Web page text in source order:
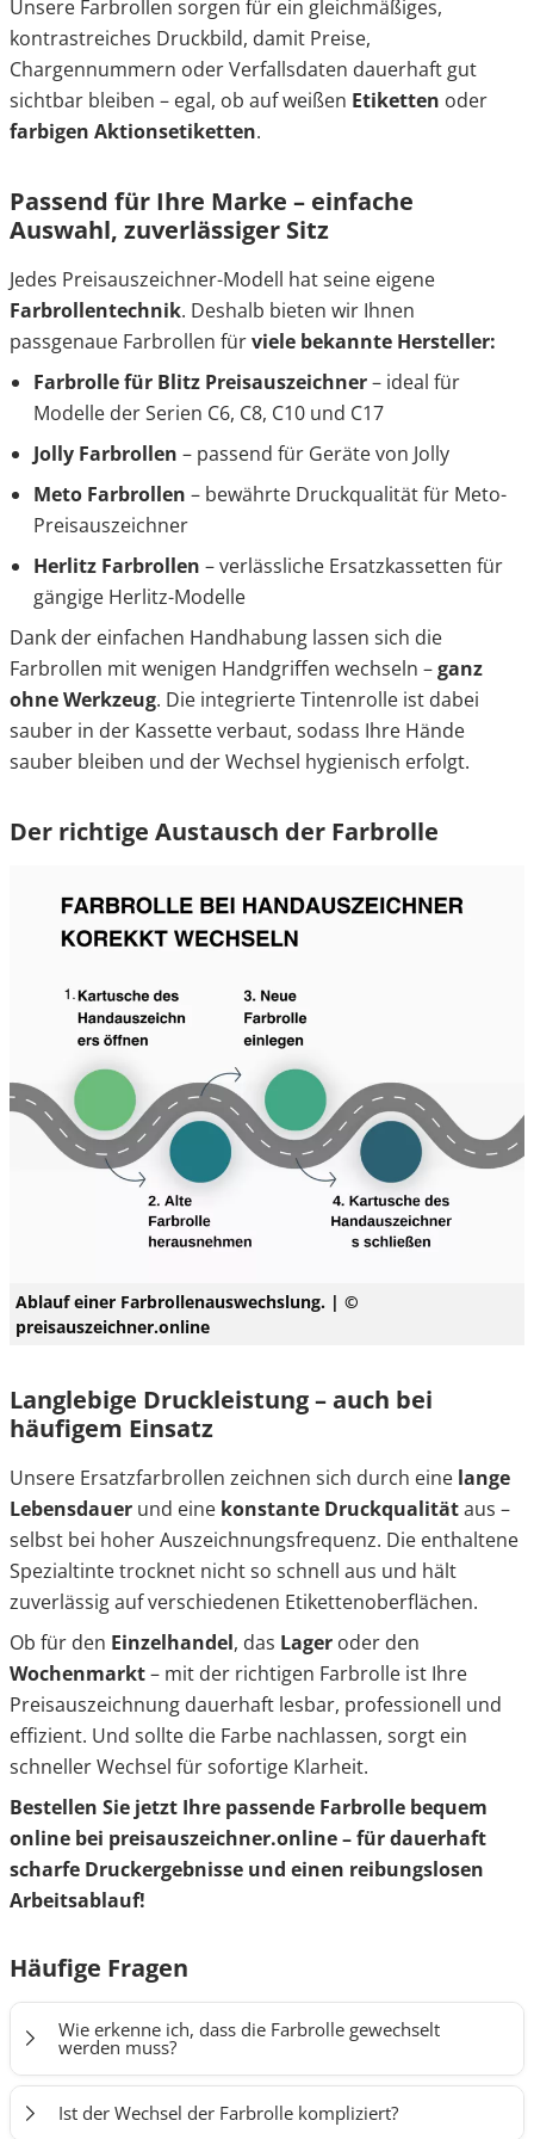
Unsere Farbrollen sorgen für ein gleichmäßiges,
kontrastreiches Druckbild, damit Preise,
Chargennummern oder Verfallsdaten dauerhaft gut
sichtbar bleiben – egal, ob auf weißen Etiketten oder
farbigen Aktionsetiketten.
Passend für Ihre Marke – einfache
Auswahl, zuverlässiger Sitz
Jedes Preisauszeichner-Modell hat seine eigene
Farbrollentechnik. Deshalb bieten wir Ihnen
passgenaue Farbrollen fürviele bekannte Hersteller:
Farbrolle für Blitz Preisauszeichner– ideal für
Modelle der Serien C6, C8, C10 und C17
Jolly Farbrollen – passend für Geräte von Jolly
Meto Farbrollen – bewährte Druckqualität für Meto-
Preisauszeichner
Herlitz Farbrollen – verlässliche Ersatzkassetten für
gängige Herlitz-Modelle
Dank der einfachen Handhabung lassen sich die
Farbrollen mit wenigen Handgriffen wechseln –ganz
ohne Werkzeug. Die integrierte Tintenrolle ist dabei
sauber in der Kassette verbaut, sodass Ihre Hände
sauber bleiben und der Wechsel hygienisch erfolgt.
Der richtige Austausch der Farbrolle
Ablauf einer Farbrollenauswechslung. | ©
preisauszeichner.online
Langlebige Druckleistung – auch bei
häufigem Einsatz
Unsere Ersatzfarbrollen zeichnen sich durch eine lange
Lebensdauer und eine konstante Druckqualitätaus –
selbst bei hoher Auszeichnungsfrequenz. Die enthaltene
Spezialtinte trocknet nicht so schnell aus und hält
zuverlässig auf verschiedenen Etikettenoberflächen.
Ob für den Einzelhandel, das Lager oder den
Wochenmarkt– mit der richtigen Farbrolle ist Ihre
Preisauszeichnung dauerhaft lesbar, professionell und
effizient. Und sollte die Farbe nachlassen, sorgt ein
schneller Wechsel für sofortige Klarheit.
Bestellen Sie jetzt Ihre passende Farbrolle bequem
online bei preisauszeichner.online – für dauerhaft
scharfe Druckergebnisse und einen reibungslosen
Arbeitsablauf!
Häufige Fragen
Wie erkenne ich, dass die Farbrolle gewechselt
werden muss?
Wenn der Aufdruck auf den Etiketten
, ist das ein sicheres Zeichen
Ist der Wechsel der Farbrolle kompliziert?